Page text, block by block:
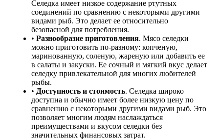
Селедка имеет низкое содержание ртутных
соединений по сравнению с некоторыми другими
видами рыб. Это делает ее относительно
безопасной для потребления.
• Разнообразие приготовления. Мясо селедки
можно приготовить по-разному: копченую,
маринованную, соленую, жареную или добавить ее
в салаты и закуски. Ее сочный и мягкий вкус делает
селедку привлекательной для многих любителей
рыбы.
• Доступность и стоимость. Селедка широко
доступна и обычно имеет более низкую цену по
сравнению с некоторыми другими видами рыб. Это
позволяет многим людям наслаждаться
преимуществами и вкусом селедки без
значительных финансовых затрат.